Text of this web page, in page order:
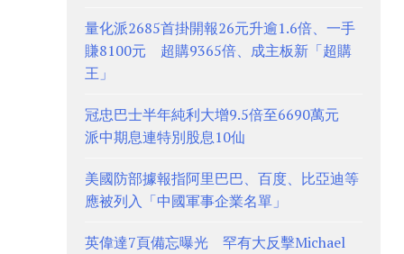
量化派2685首掛開報26元升逾1.6倍、一手
賺8100元 超購9365倍、成主板新「超購
王」
冠忠巴士半年純利大增9.5倍至6690萬元
派中期息連特別股息10仙
美國防部據報指阿里巴巴、百度、比亞迪等
應被列入「中國軍事企業名單」
英偉達7頁備忘曝光 罕有大反擊Michael